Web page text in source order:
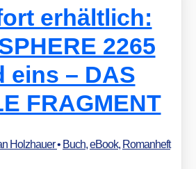
erhältlich:
2265
eins – DAS
FRAGMENT
Holzhauer• Buch,eBook, Romanheft